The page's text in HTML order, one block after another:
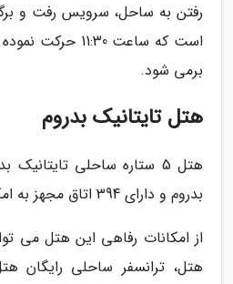
رفتن به ساحل، سرویس رفت و
برمی شود.
هتل تایتانیک بدروم
هتل 5 ستاره ساحلی
بدروم و دارای 394 اتاق مجهز به امکانات عالی است.
از امکانات رفاهی این هتل می
هتل، ترانسفر ساحلی رایگان